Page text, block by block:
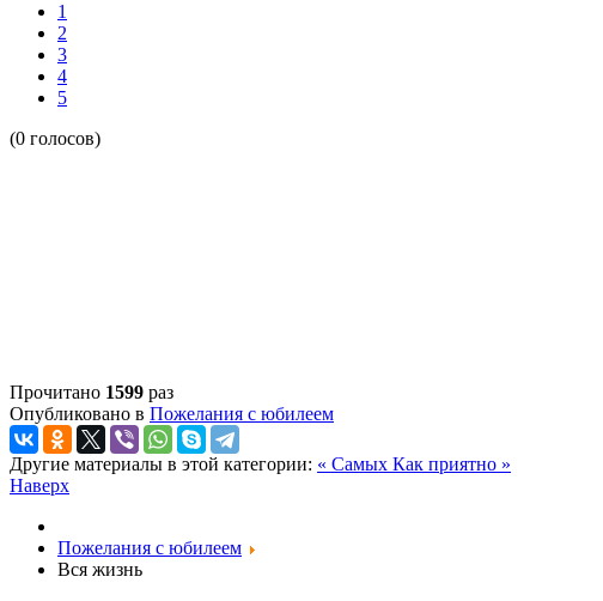
1
2
3
4
5
(0 голосов)
Прочитано 1599 раз
Опубликовано в Пожелания с юбилеем
Другие материалы в этой категории: « Самых Как приятно »
Наверх
Пожелания с юбилеем
Вся жизнь